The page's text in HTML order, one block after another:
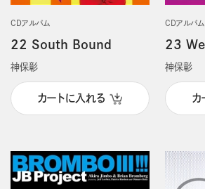
CDアルバム
22 South Bound
神保彰
カートに入れる
CDアルバム
23
神保彰
カ